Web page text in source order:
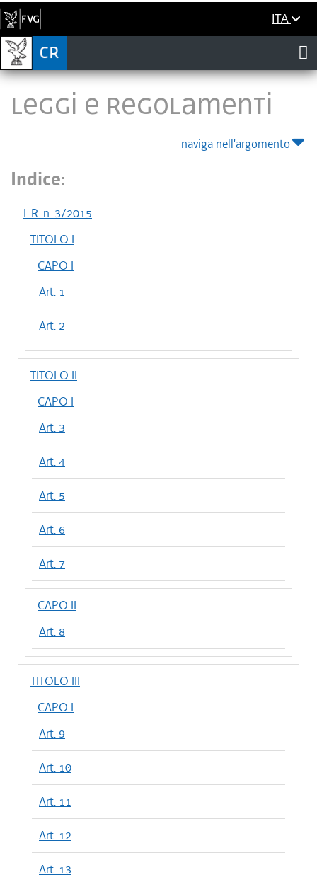
ITA
LEGGI E REGOLAMENTI
naviga nell'argomento
Indice:
L.R. n. 3/2015
TITOLO I
CAPO I
Art. 1
Art. 2
TITOLO II
CAPO I
Art. 3
Art. 4
Art. 5
Art. 6
Art. 7
CAPO II
Art. 8
TITOLO III
CAPO I
Art. 9
Art. 10
Art. 11
Art. 12
Art. 13